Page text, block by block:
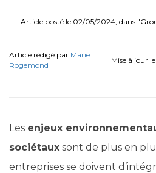
Article posté le 02/05/2024, dans
Article rédigé par Marie
Rogemond
Mise à jour
Les enjeux
sociétaux sont de plus en
entreprises se doivent